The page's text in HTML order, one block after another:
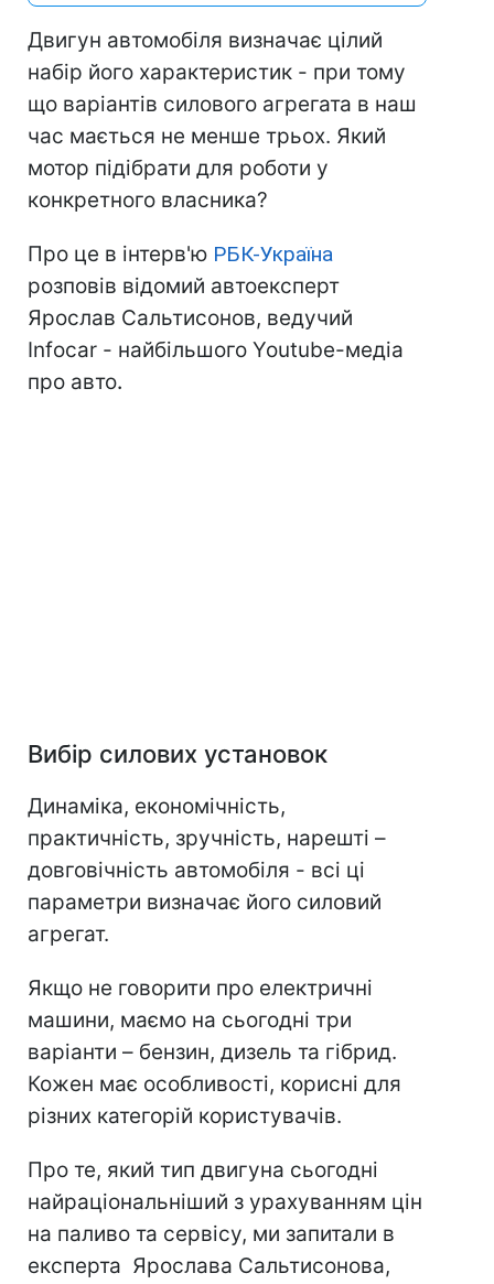
Двигун автомобіля визначає цілий
набір його характеристик - при тому
що варіантів силового агрегата в наш
час мається не менше трьох. Який
мотор підібрати для роботи у
конкретного власника?
Про це в інтерв'ю РБК-Україна
розповів відомий автоексперт
Ярослав Сальтисонов, ведучий
Infocar - найбільшого Youtube-медіа
про авто.
Вибір силових установок
Динаміка, економічність,
практичність, зручність, нарешті –
довговічність автомобіля - всі ці
параметри визначає його силовий
агрегат.
Якщо не говорити про електричні
машини, маємо на сьогодні три
варіанти – бензин, дизель та гібрид.
Кожен має особливості, корисні для
різних категорій користувачів.
Про те, який тип двигуна сьогодні
найраціональніший з урахуванням цін
на паливо та сервісу, ми запитали в
експерта Ярослава Сальтисонова,